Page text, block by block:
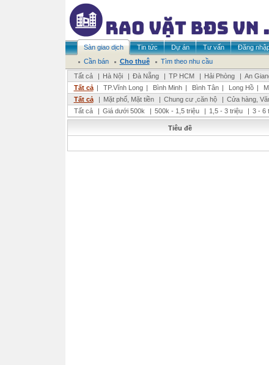
Sàn giao dịch Tin tức Dự án Tư vấn Đăng
Cần bán
Cho thuê
Tìm theo nhu cầu
Tất cả
| Hà Nội | Đà Nẵng | TP HCM | Hải Phòng | An
Tất cả | TP.Vĩnh Long | Bình Minh | Bình Tân | Long Hồ |
Tất cả
| Mặt phố, Mặt tiền | Chung cư ,căn hộ | Cửa hàng,
Tất cả
| Giá dưới 500k | 500k - 1,5 triệu | 1,5 - 3 triệu | 3 - 6
Tiêu đề